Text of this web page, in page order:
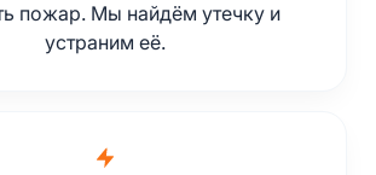
пожар. Мы найдём утечку и
устраним её.